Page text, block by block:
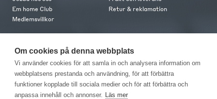
Om cookies på denna webbplats
Vi använder cookies för att samla in och analysera information om
webbplatsens prestanda och användning, för att förbättra
funktioner kopplade till sociala medier och för att förbättra och
anpassa innehåll och annonser. Läs mer
Em home Club
Medlemsvillkor
Retur & reklamation
Kontakta oss
Butiker
Press